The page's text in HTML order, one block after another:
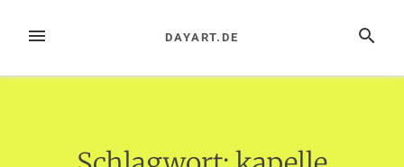
InhaltMENÜ SUCHE
DAYART.DE